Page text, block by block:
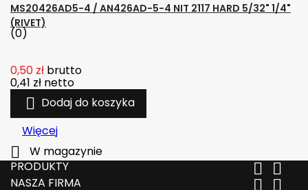
MS20426AD5-4 / AN426AD-5-4 NIT 2117 HARD 5/32" 1/4"
(RIVET)
(0)
0,50 zł brutto
0,41 zł netto
 Dodaj do koszyka
Więcej

W magazynie
PRODUKTY
 
NASZA FIRMA  